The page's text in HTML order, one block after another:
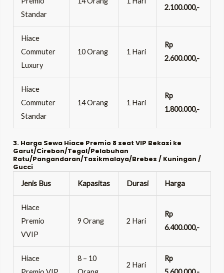
Standar
2.100.000,-
Hiace
Commuter
Luxury
10 Orang 1 Hari
Rp
2.600.000,-
Hiace
Commuter
Standar
14 Orang 1 Hari
Rp
1.800.000,-
3. Harga Sewa Hiace Premio 8 seat VIP Bekasi ke
Garut/Cirebon/Tegal/Pelabuhan
Ratu/Pangandaran/Tasikmalaya/Brebes / Kuningan /
Gucci
Jenis Bus
Kapasitas Durasi Harga
Hiace
Premio
VVIP
9 Orang 2 Hari
Rp
6.400.000,-
Hiace
8 – 10
2 Hari
Rp